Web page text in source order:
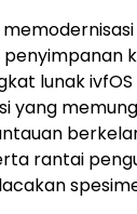
lunak ivfOS
yang
rantai